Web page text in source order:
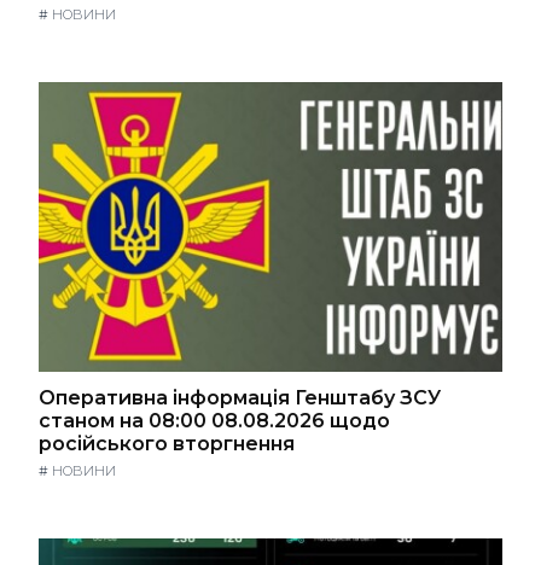
# НОВИНИ
Оперативна інформація Генштабу ЗСУ
станом на 08:00 08.08.2026 щодо
російського вторгнення
# НОВИНИ